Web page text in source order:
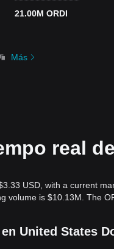
21.00M ORDI
Más
real
USD, with a current
volume is $10.13M. The
United States